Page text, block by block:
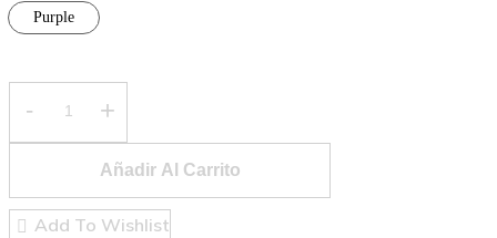
Purple
Añadir Al Carrito
Add To Wishlist